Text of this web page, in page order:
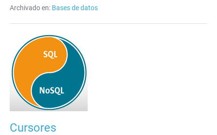
Archivado en: Bases de datos
Cursores
Cursores